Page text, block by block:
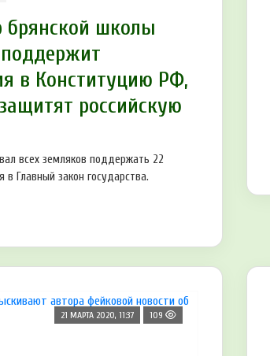
брянской школы
поддержит
в Конституцию РФ,
российскую
всех земляков поддержать 22
в Главный закон государства.
21 МАРТА 2020, 11:37 109